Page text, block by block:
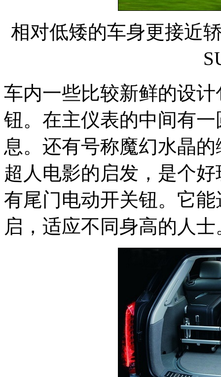
相对低矮的车身更接近
车内一些比较新鲜的设
钮。在主仪表的中间有
息。还有号称魔幻水晶
超人电影的启发，是个
有尾门电动开关钮。它
启，适应不同身高的人士